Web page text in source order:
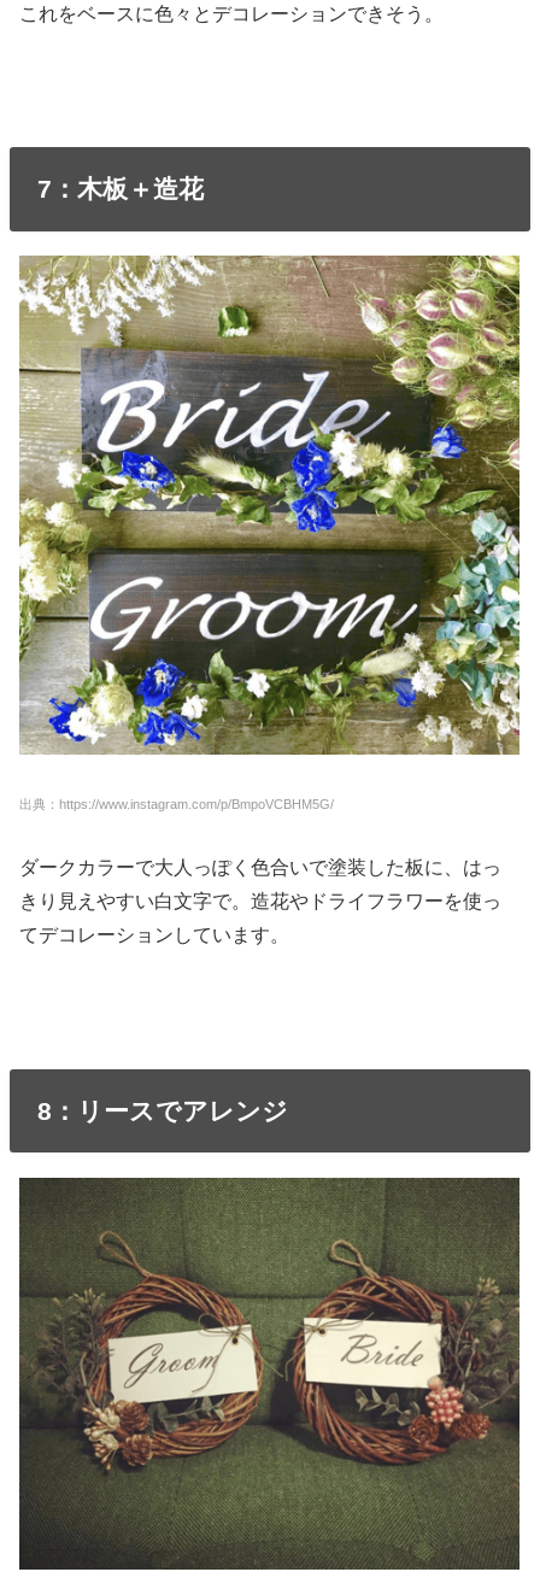
これをベースに色々とデコレーションできそう。
7：木板＋造花
出典：https://www.instagram.com/p/BmpoVCBHM5G/
ダークカラーで大人っぽく色合いで塗装した板に、はっ
きり見えやすい白文字で。造花やドライフラワーを使っ
てデコレーションしています。
8：リースでアレンジ